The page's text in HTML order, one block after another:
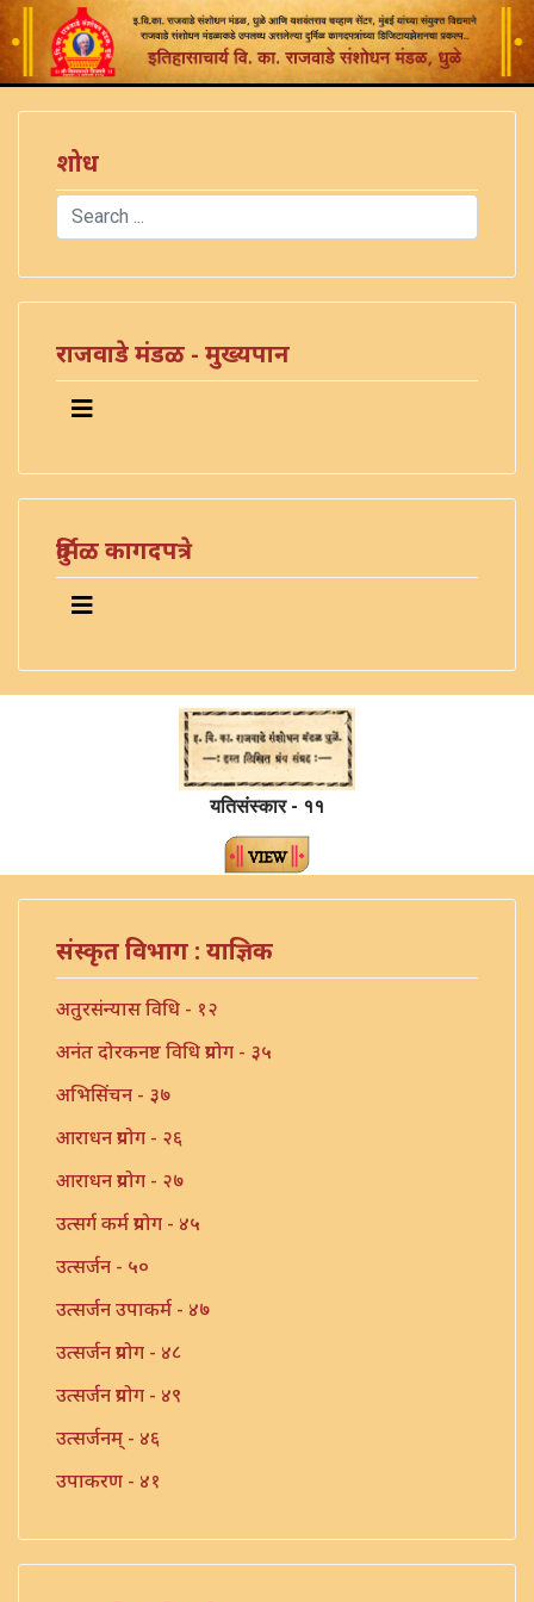
शोध
Search
राजवाडे मंडळ - मुख्यपान
दुर्मिळ कागदपत्रे
यतिसंस्कार - ११
संस्कृत विभाग : याज्ञिक
अतुरसंन्यास विधि - १२
अनंत दोरकनष्ट विधि प्रयोग - ३५
अभिसिंचन - ३७
आराधन प्रयोग - २६
आराधन प्रयोग - २७
उत्सर्ग कर्म प्रयोग - ४५
उत्सर्जन - ५०
उत्सर्जन उपाकर्म - ४७
उत्सर्जन प्रयोग - ४८
उत्सर्जन प्रयोग - ४९
उत्सर्जनम् - ४६
उपाकरण - ४१
उपाकर्म - ४३